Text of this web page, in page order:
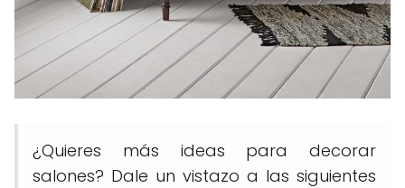
¿Quieres más ideas para decorar
salones? Dale un vistazo a las siguientes